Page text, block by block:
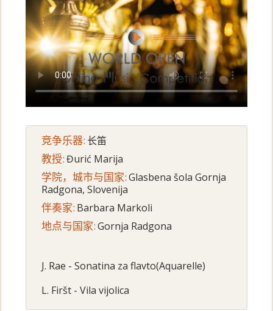
竞争乐器: 长笛
教授:Đurić Marija
学院，城市与国家:Glasbena šola Gornja
Radgona, Slovenija
伴奏家: Barbara Markoli
地点与国家:Gornja Radgona
J. Rae - Sonatina za flavto(Aquarelle)
L. Firšt - Vila vijolica